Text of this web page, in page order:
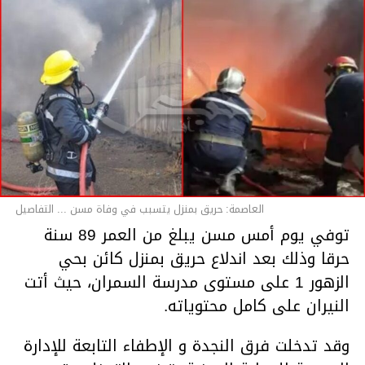
العاصمة: حريق بمنزل يتسبب في وفاة مسن ... التفاصيل
توفي يوم أمس مسن يبلغ من العمر 89 سنة
حرقا وذلك بعد اندلاع حريق بمنزل كائن بحي
الزهور 1 على مستوى مدرسة السمران، حيث أتت
النيران على كامل محتوياته.
وقد تدخلت فرق النجدة و الإطفاء التابعة للإدارة